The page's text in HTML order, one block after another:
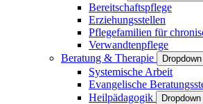
Bereitschaftspflege
Erziehungsstellen
Pflegefamilien für
Verwandtenpflege
Beratung & Therapie
Systemische Arbeit
Evangelische
Heilpädagogik